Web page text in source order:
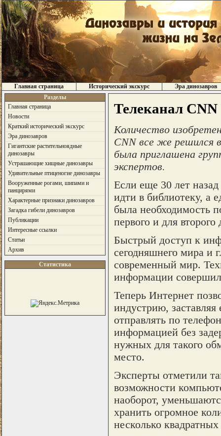
Главная страница Исторический экскурс
Эра динозавров
Разделы
Главная страница
Новости
Краткий исторический экскурс
Эра динозавров
Гигантские растительноядные
динозавры
Устрашающие хищные динозавры
Удивительные птиценогие динозавры
Вооруженные рогами, шипами и
панцирями
Характерные признаки динозавров
Загадка гибели динозавров
Публикации
Интересные ссылки
Статьи
Архив
Статистика
Телеканал
Количество
CNN все же решился
была приглашена
экспертов.
Если еще 30 лет
идти в библиотеку, а
была необходимость
первого и для
Быстрый доступ к
сегодняшнего мира и
современный мир.
информации
Теперь Интернет
индустрию,
отправлять по
информацией без
нужных для такого
место.
Эксперты отметили
возможности
наоборот,
хранить огромное
несколько